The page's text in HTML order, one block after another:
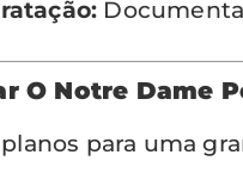
O Notre Dame
para uma